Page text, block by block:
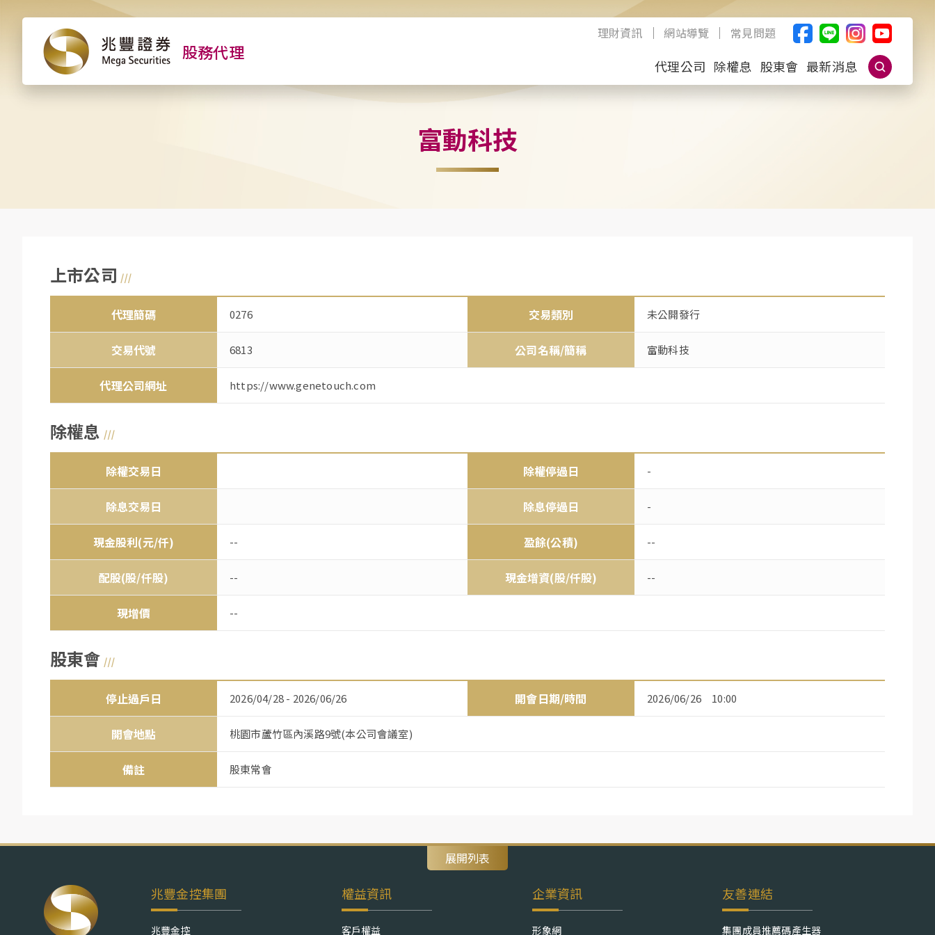
股務代理
理財資訊 網站導覽 常見問題
代理公司 除權息 股東會 最新消息
富動科技
上市公司
代理簡碼 0276 交易類別 未公開發行
交易代號 6813 公司名稱/簡稱 富動科技
代理公司網址 https://www.genetouch.com
除權息
除權交易日 除權停過日 -
除息交易日 除息停過日 -
現金股利(元/仟) -- 盈餘(公積) --
配股(股/仟股) -- 現金增資(股/仟股) --
現增價 --
股東會
停止過戶日 2026/04/28 - 2026/06/26 開會日期/時間 2026/06/26 10:00
開會地點 桃園市蘆竹區內溪路9號(本公司會議室)
備註 股東常會
展開列表
兆豐金控集團
兆豐金控
權益資訊
客戶權益
企業資訊
形象網
友善連結
集團成員推薦碼產生器